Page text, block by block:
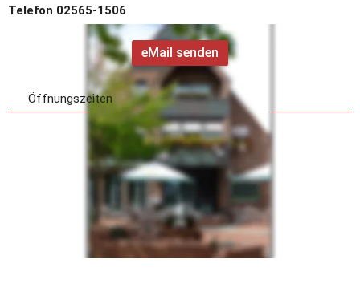
Telefon 02565-1506
eMail senden
Öffnungszeiten